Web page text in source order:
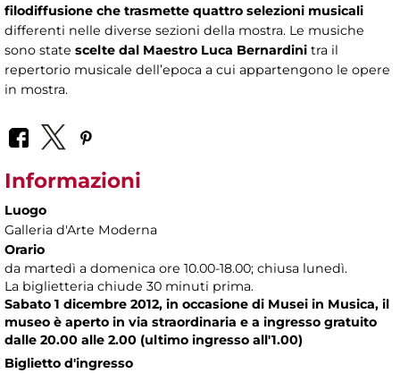
filodiffusione che trasmette quattro selezioni musicali
differenti nelle diverse sezioni della mostra. Le musiche
sono state scelte dal Maestro Luca Bernardini tra il
repertorio musicale dell’epoca a cui appartengono le opere
in mostra.
Informazioni
Luogo
Galleria d'Arte Moderna
Orario
da martedì a domenica ore 10.00-18.00; chiusa lunedì.
La biglietteria chiude 30 minuti prima.
Sabato 1 dicembre 2012, in occasione di Musei in Musica, il
museo è aperto in via straordinaria e a ingresso gratuito
dalle 20.00 alle 2.00 (ultimo ingresso all'1.00)
Biglietto d'ingresso